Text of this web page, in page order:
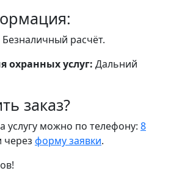
Безналичный расчёт.
охранных услуг: Дальний
заказ?
услугу можно по телефону: 8
через форму заявки.